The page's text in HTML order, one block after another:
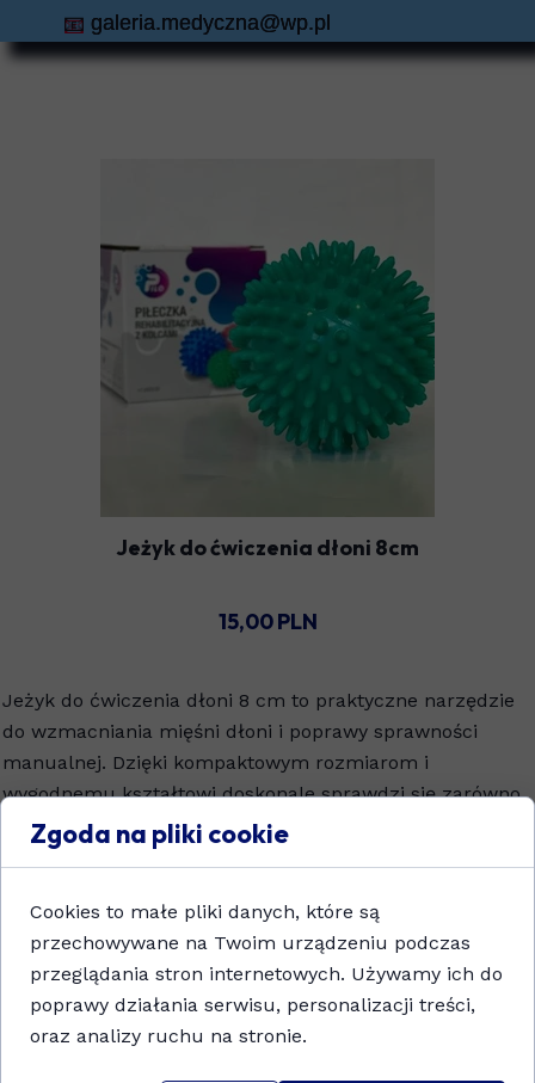
📧 galeria.medyczna@wp.pl
Dodaj do koszyka
Jeżyk do ćwiczenia dłoni 8 cm to praktyczne narzędzie
do wzmacniania mięśni dłoni i poprawy sprawności
manualnej. Dzięki kompaktowym rozmiarom i
wygodnemu kształtowi doskonale sprawdzi się zarówno
w rehabilitacji, jak i w codziennych ćwiczeniach. Miękka,
elastyczna struktura z wypustkami stymuluje krążenie i
użytkowanie. Idealny wybór dla osób w każdym wieku
dbających o kondycję dłoni.
15,00 PLN
Jeżyk do ćwiczenia dłoni 8cm
Zgoda na pliki cookie
Cookies to małe pliki danych, które są
przechowywane na Twoim urządzeniu podczas
przeglądania stron internetowych. Używamy ich do
poprawy działania serwisu, personalizacji treści,
oraz analizy ruchu na stronie.